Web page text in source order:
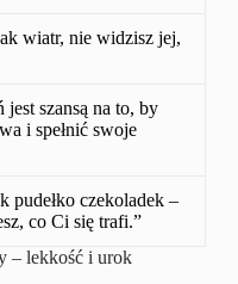
wiatr, nie widzisz jej,
jest szansą na to, by
i spełnić swoje
pudełko czekoladek –
co Ci się trafi.”
– lekkość i urok